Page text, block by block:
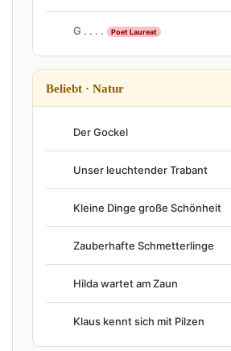
G . . . . Poet Laureat
Beliebt · Natur
Der Gockel
Unser leuchtender Trabant
Kleine Dinge große Schönheit
Zauberhafte Schmetterlinge
Hilda wartet am Zaun
Klaus kennt sich mit Pilzen